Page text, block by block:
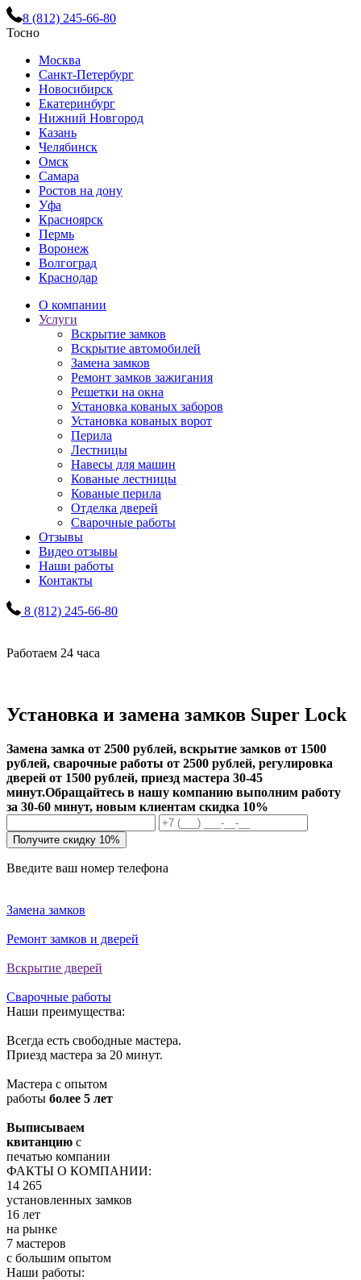
8 (812) 245-66-80
Тосно
Москва
Санкт-Петербург
Новосибирск
Екатеринбург
Нижний Новгород
Казань
Челябинск
Омск
Самара
Ростов на дону
Уфа
Красноярск
Пермь
Воронеж
Волгоград
Краснодар
О компании
Услуги
Вскрытие замков
Вскрытие автомобилей
Замена замков
Ремонт замков зажигания
Решетки на окна
Установка кованых заборов
Установка кованых ворот
Перила
Лестницы
Навесы для машин
Кованые лестницы
Кованые перила
Отделка дверей
Сварочные работы
Отзывы
Видео отзывы
Наши работы
Контакты
8 (812) 245-66-80
Работаем 24 часа
Установка и замена замков Super Lock
Замена замка от 2500 рублей, вскрытие замков от 1500
рублей, сварочные работы от 2500 рублей, регулировка
дверей от 1500 рублей, приезд мастера 30-45
минут.Обращайтесь в нашу компанию выполним работу
за 30-60 минут, новым клиентам скидка 10%
Получите скидку 10%
Введите ваш номер телефона
Замена замков
Ремонт замков и дверей
Вскрытие дверей
Сварочные работы
Наши преимущества:
Всегда есть свободные мастера.
Приезд мастера за 20 минут.
Мастера с опытом
работы более 5 лет
Выписываем
квитанцию с
печатью компании
ФАКТЫ О КОМПАНИИ:
14 265
установленных замков
16 лет
на рынке
7 мастеров
с большим опытом
Наши работы: